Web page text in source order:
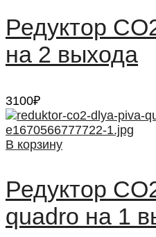
Редуктор
на 2 выхода
3100₽
В корзину
Редуктор
quadro на 1